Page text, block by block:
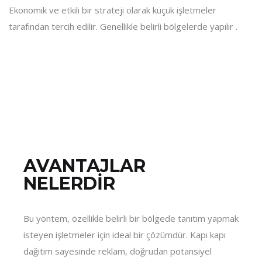
Ekonomik ve etkili bir strateji olarak küçük işletmeler
tarafından tercih edilir. Genellikle belirli bölgelerde yapılır .
AVANTAJLAR
NELERDİR
Bu yöntem, özellikle belirli bir bölgede tanıtım yapmak
isteyen işletmeler için ideal bir çözümdür. Kapı kapı
dağıtım sayesinde reklam, doğrudan potansiyel